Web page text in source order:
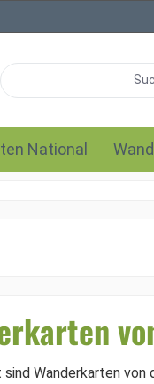
National
Wanderkarten von